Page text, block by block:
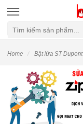
Home Bật lửa ST Dupont